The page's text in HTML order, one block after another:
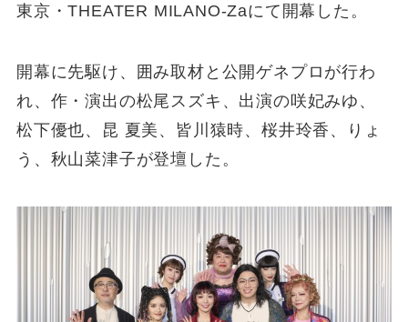
東京・THEATER MILANO-Zaにて開幕した。
開幕に先駆け、囲み取材と公開ゲネプロが行わ
れ、作・演出の松尾スズキ、出演の咲妃みゆ、
松下優也、昆 夏美、皆川猿時、桜井玲香、りょ
う、秋山菜津子が登壇した。